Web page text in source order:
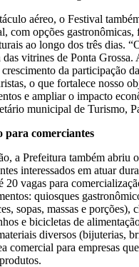
aéreo, o Festival
com opções gastronômicas,
ao longo dos três dias.
vitrines de Ponta Grossa.
da participação
o que fortalece nosso
e ampliar o impacto
municipal de Turismo,
para comerciantes
a Prefeitura também abriu
interessados em atuar
20 vagas para
quiosques
sopas, massas e porções),
e bicicletas de
diversos (bijuterias,
comercial para empresas